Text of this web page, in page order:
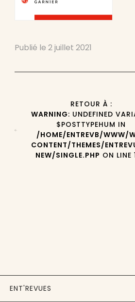
Publié le 2 juillet 2021
RETOUR À :
WARNING: UNDEFINED
$POSTTYPEHUM IN
/HOME/ENTREVB/WWW/
CONTENT/THEMES/
NEW/SINGLE.PHP ON LINE
ENT'REVUES